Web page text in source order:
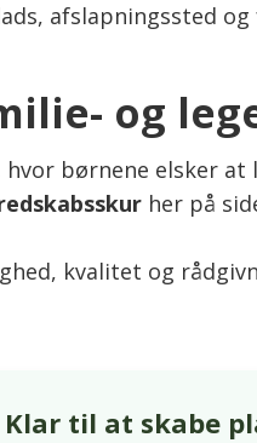
afslapningssted
og
børnene elsker
her på
kvalitet og
Klar til at skabe